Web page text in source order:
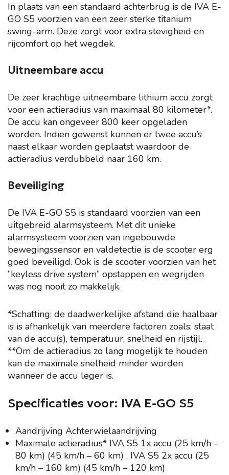
In plaats van een standaard achterbrug is de IVA E-
GO S5 voorzien van een zeer sterke titanium
swing-arm. Deze zorgt voor extra stevigheid en
rijcomfort op het wegdek.
Uitneembare accu
De zeer krachtige uitneembare lithium accu zorgt
voor een actieradius van maximaal 80 kilometer*.
De accu kan ongeveer 800 keer opgeladen
worden. Indien gewenst kunnen er twee accu’s
naast elkaar worden geplaatst waardoor de
actieradius verdubbeld naar 160 km.
Beveiliging
De IVA E-GO S5 is standaard voorzien van een
uitgebreid alarmsysteem. Met dit unieke
alarmsysteem voorzien van ingebouwde
bewegingssensor en valdetectie is de scooter erg
goed beveiligd. Ook is de scooter voorzien van het
”keyless drive system” opstappen en wegrijden
was nog nooit zo makkelijk.
*Schatting; de daadwerkelijke afstand die haalbaar
is is afhankelijk van meerdere factoren zoals: staat
van de accu(s), temperatuur, snelheid en rijstijl.
**Om de actieradius zo lang mogelijk te houden
kan de maximale snelheid minder worden
wanneer de accu leger is.
Specificaties voor: IVA E-GO S5
Aandrijving Achterwielaandrijving
Maximale actieradius* IVA S5 1x accu (25 km/h –
80 km) (45 km/h – 60 km) , IVA S5 2x accu (25
km/h – 160 km) (45 km/h – 120 km)